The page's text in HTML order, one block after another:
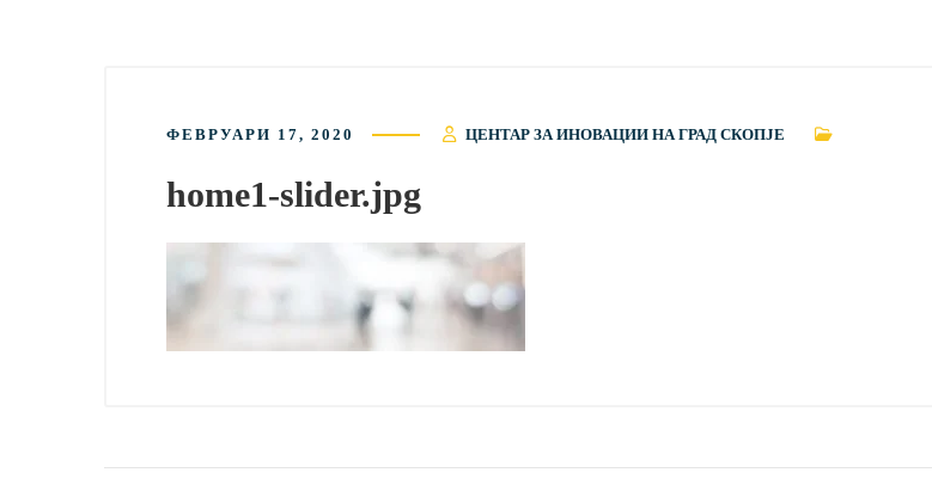
ФЕВРУАРИ 17, 2020 ЦЕНТАР ЗА ИНОВАЦИИ НА ГРАД СКОПЈЕ
home1-slider.jpg